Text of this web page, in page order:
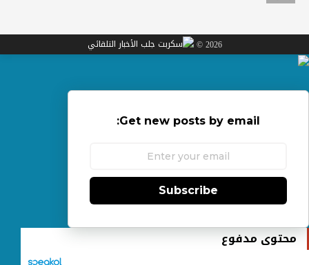
2026 ©
Get new posts by email:
Subscribe
محتوى مدفوع